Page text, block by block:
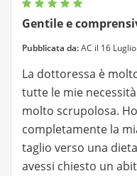
Gentile e
Pubblicata da:AC il 16
La dottoressa è
tutte le mie
molto scrupolosa.
completamente la
taglio verso una
avessi chiesto un